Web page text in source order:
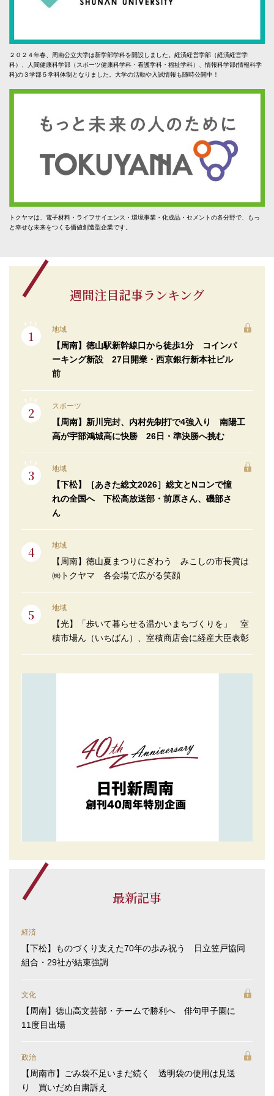
２０２４年春、周南公立大学は新学部学科を開設しました。経済経営学部（経済経営学
科）、人間健康科学部（スポーツ健康科学科・看護学科・福祉学科）、情報科学部(情報科学
科)の３学部５学科体制となりました。大学の活動や入試情報も随時公開中！
トクヤマは、電子材料・ライフサイエンス・環境事業・化成品・セメントの各分野で、もっ
と幸せな未来をつくる価値創造型企業です。
週間注目記事ランキング
地域
【周南】徳山駅新幹線口から徒歩1分 コインパ
ーキング新設 27日開業・西京銀行新本社ビル
前
スポーツ
【周南】新川完封、内村先制打で4強入り 南陽工
高が宇部鴻城高に快勝 26日・準決勝へ挑む
地域
【下松】［あきた総文2026］総文とNコンで憧
れの全国へ 下松高放送部・前原さん、磯部さ
ん
地域
【周南】徳山夏まつりにぎわう みこしの市長賞は
㈱トクヤマ 各会場で広がる笑顔
地域
【光】「歩いて暮らせる温かいまちづくりを」 室
積市場ん（いちばん）、室積商店会に経産大臣表彰
最新記事
経済
【下松】ものづくり支えた70年の歩み祝う 日立笠戸協同
組合・29社が結束強調
文化
【周南】徳山高文芸部・チームで勝利へ 俳句甲子園に
11度目出場
政治
【周南市】ごみ袋不足いまだ続く 透明袋の使用は見送
り 買いだめ自粛訴え